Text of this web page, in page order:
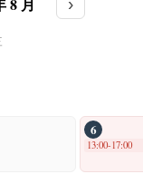
›
6
13:00-17:00